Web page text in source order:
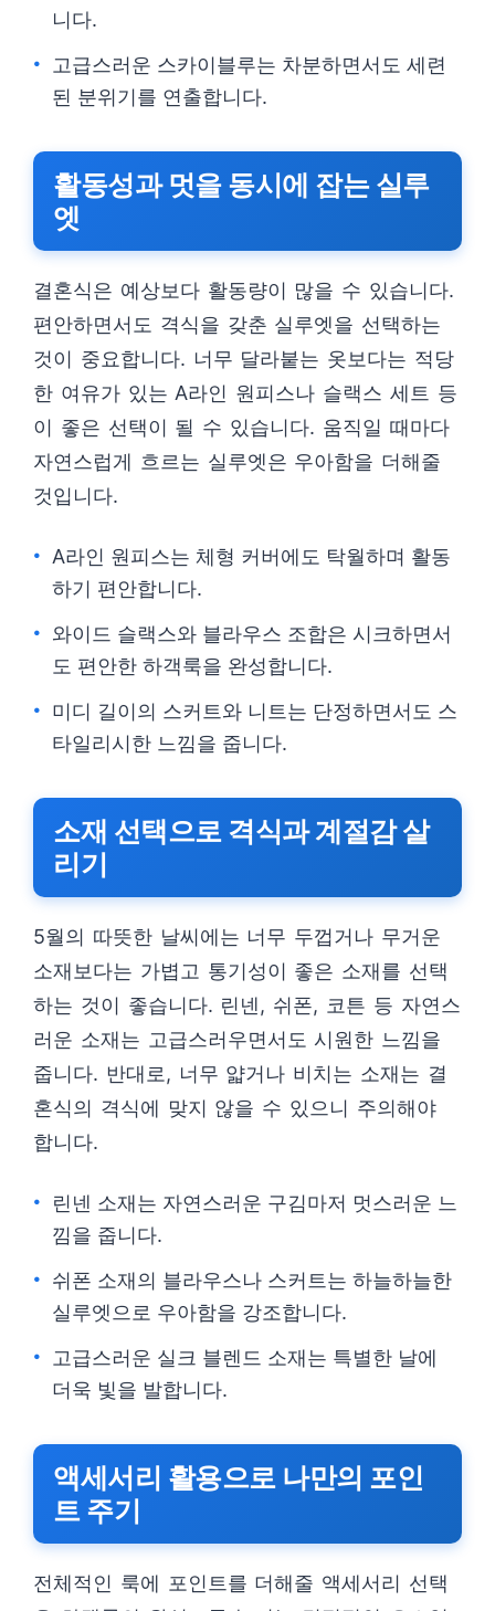
니다.
고급스러운 스카이블루는 차분하면서도 세련
된 분위기를 연출합니다.
활동성과 멋을 동시에 잡는 실루
엣
결혼식은 예상보다 활동량이 많을 수 있습니다.
편안하면서도 격식을 갖춘 실루엣을 선택하는
것이 중요합니다. 너무 달라붙는 옷보다는 적당
한 여유가 있는 A라인 원피스나 슬랙스 세트 등
이 좋은 선택이 될 수 있습니다. 움직일 때마다
자연스럽게 흐르는 실루엣은 우아함을 더해줄
것입니다.
A라인 원피스는 체형 커버에도 탁월하며 활동
하기 편안합니다.
와이드 슬랙스와 블라우스 조합은 시크하면서
도 편안한 하객룩을 완성합니다.
미디 길이의 스커트와 니트는 단정하면서도 스
타일리시한 느낌을 줍니다.
소재 선택으로 격식과 계절감 살
리기
5월의 따뜻한 날씨에는 너무 두껍거나 무거운
소재보다는 가볍고 통기성이 좋은 소재를 선택
하는 것이 좋습니다. 린넨, 쉬폰, 코튼 등 자연스
러운 소재는 고급스러우면서도 시원한 느낌을
줍니다. 반대로, 너무 얇거나 비치는 소재는 결
혼식의 격식에 맞지 않을 수 있으니 주의해야
합니다.
린넨 소재는 자연스러운 구김마저 멋스러운 느
낌을 줍니다.
쉬폰 소재의 블라우스나 스커트는 하늘하늘한
실루엣으로 우아함을 강조합니다.
고급스러운 실크 블렌드 소재는 특별한 날에
더욱 빛을 발합니다.
액세서리 활용으로 나만의 포인
트 주기
전체적인 룩에 포인트를 더해줄 액세서리 선택